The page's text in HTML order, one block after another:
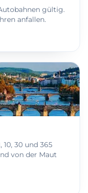
gültig.
anfallen.
10, 30 und 365
von der Maut